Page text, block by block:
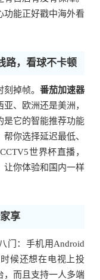
功能正好戳中海外看
路，看球不卡顿
掉帧。 番茄加速器
、欧洲还是美洲，
是它的智能推荐功能
你选择延迟最低、
世界杯直播，
让你体验和国内一样
享
门：手机用Android
候还想在电视上投
，而且支持一人多端